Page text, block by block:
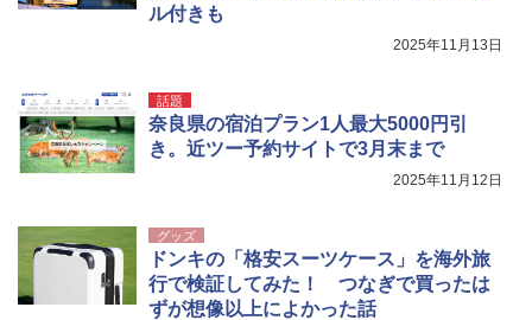
ル付きも
2025年11月13日
話題
奈良県の宿泊プラン1人最大5000円引
き。近ツー予約サイトで3月末まで
2025年11月12日
グッズ
ドンキの「格安スーツケース」を海外旅
行で検証してみた！ つなぎで買ったは
ずが想像以上によかった話